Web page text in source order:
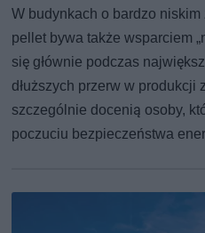
W budynkach o bardzo
pellet bywa także wsparciem
się głównie podczas
dłuższych przerw w produkcji
szczególnie docenią osoby,
poczuciu bezpieczeństwa